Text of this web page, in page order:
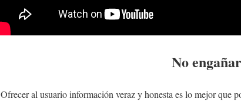
No
Ofrecer al usuario información veraz y honesta es lo mejor que